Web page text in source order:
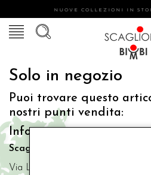
NUOVE COLLEZIONI IN
Solo in negozio
Puoi trovare questo
nostri punti vendita:
Info contatti
Scaglione Bimbi di Iacono
Via Luigi Mazzella,73 80077 Ischia